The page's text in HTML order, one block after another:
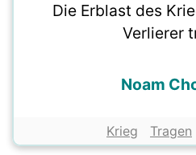
Die Erblast des
Verlierer
Noam
Krieg Tragen